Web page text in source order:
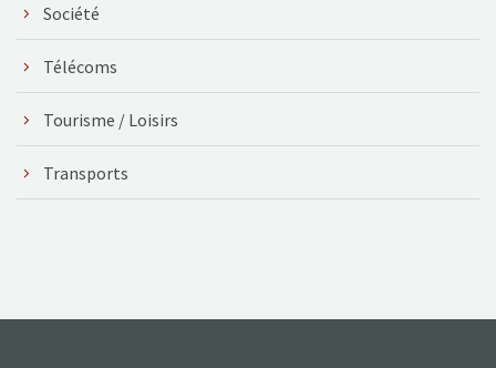
Société
Télécoms
Tourisme / Loisirs
Transports